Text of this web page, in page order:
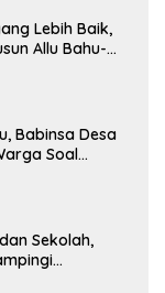
Lebih Baik,
Allu Bahu-
Babinsa Desa
Soal
Sekolah,